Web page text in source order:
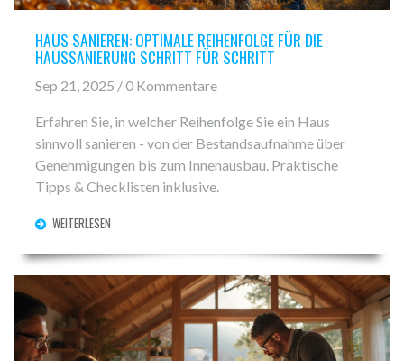
HAUS SANIEREN: OPTIMALE REIHENFOLGE FÜR DIE
HAUSSANIERUNG SCHRITT FÜR SCHRITT
Sep 21, 2025 / 0 Kommentare
Erfahren Sie, in welcher Reihenfolge Sie ein Haus
sinnvoll sanieren - von der Bestandsaufnahme über
Genehmigungen bis zum Innenausbau. Praktische
Tipps & Checklisten inklusive.
WEITERLESEN